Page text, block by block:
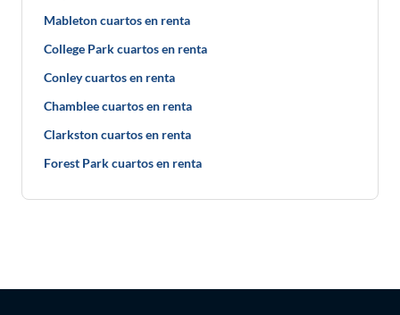
Mableton cuartos en renta
College Park cuartos en renta
Conley cuartos en renta
Chamblee cuartos en renta
Clarkston cuartos en renta
Forest Park cuartos en renta